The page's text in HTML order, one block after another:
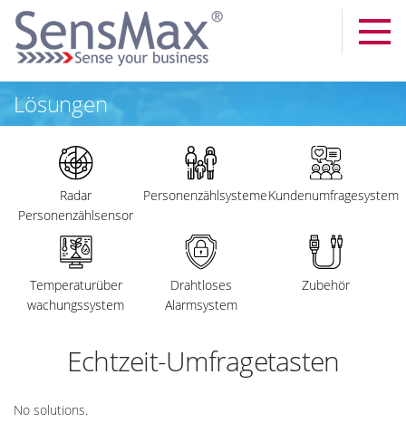
Lösungen
Radar
Personenzählsensor
PersonenzählsystemeKundenumfragesystem
Temperaturüber
wachungssystem
Drahtloses
Alarmsystem
Zubehör
Echtzeit-Umfragetasten
No solutions.